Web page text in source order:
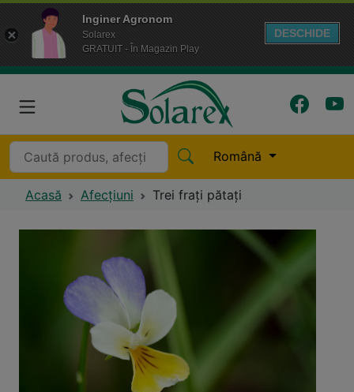
Inginer Agronom
Solarex
GRATUIT - În Magazin Play
DESCHIDE
Română
Acasă Afecțiuni Trei frați pătați